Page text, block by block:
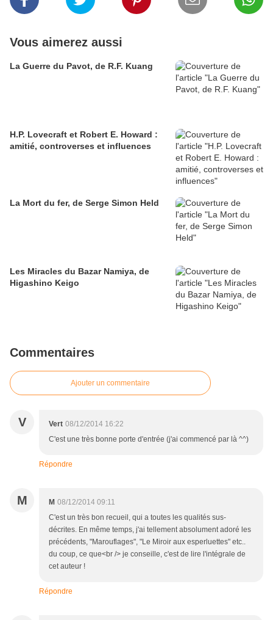
Vous aimerez aussi
La Guerre du Pavot, de R.F. Kuang
H.P. Lovecraft et Robert E. Howard :
amitié, controverses et influences
La Mort du fer, de Serge Simon Held
Les Miracles du Bazar Namiya, de
Higashino Keigo
Commentaires
Ajouter un commentaire
V Vert 08/12/2014 16:22
C'est une très bonne porte d'entrée (j'ai commencé par là ^^)
Répondre
M M 08/12/2014 09:11
C'est un très bon recueil, qui a toutes les qualités sus-
décrites. En même temps, j'ai tellement absolument adoré les
précédents, "Marouflages", "Le Miroir aux esperluettes" etc..
du coup, ce que<br /> je conseille, c'est de lire l'intégrale de
cet auteur !
Répondre